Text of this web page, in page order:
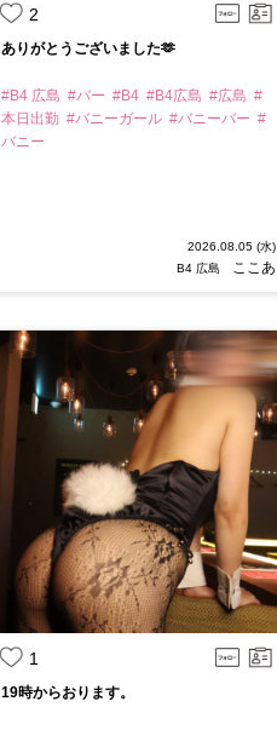
2
ありがとうございました🫶
#B4 広島 #バー #B4 #B4広島 #広島 #
本日出勤 #バニーガール #バニーバー #
バニー
2026.08.05 (水)
B4 広島
ここあ
1
19時からおります。